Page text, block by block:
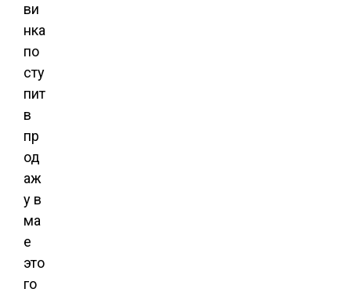
ви
нка
по
сту
пит
в
пр
од
аж
у в
ма
е
это
го